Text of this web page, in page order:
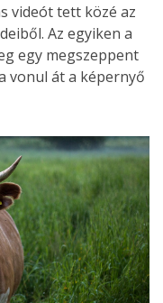
videót tett közé az
Az egyiken a
egy megszeppent
vonul át a képernyő